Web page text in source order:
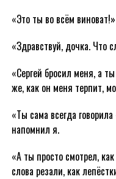
«Это ты во всём
«Здравствуй, дочка. Что
«Сергей бросил меня, а
же, как он меня терпит,
«Ты сама всегда
напомнил я.
«А ты просто смотрел,
слова резали, как